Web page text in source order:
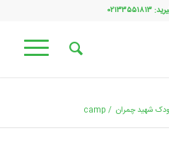
شهید چمران /
camp